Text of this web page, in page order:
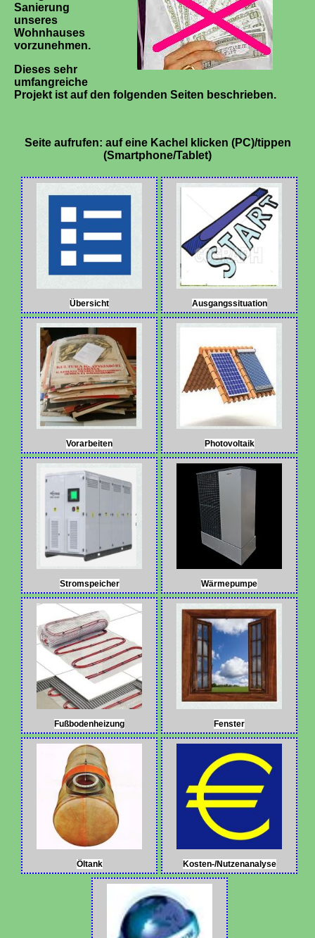
Sanierung
unseres
Wohnhauses
vorzunehmen.
Dieses sehr
umfangreiche
Projekt ist auf den folgenden Seiten beschrieben.
Seite aufrufen: auf eine Kachel klicken (PC)/tippen
(Smartphone/Tablet)
Übersicht Ausgangssituation
Vorarbeiten Photovoltaik
Stromspeicher Wärmepumpe
Fußbodenheizung Fenster
Öltank Kosten-/Nutzenanalyse